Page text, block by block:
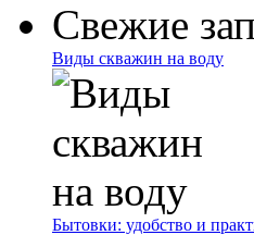
Свежие
Виды скважин на воду
Бытовки: удобство и